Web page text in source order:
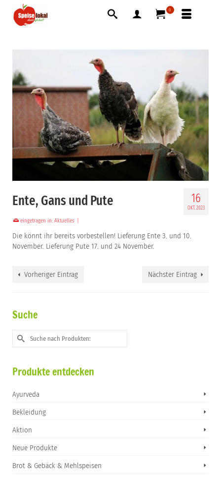
0
16
OKT. 2023
Ente, Gans und Pute
eingetragen in: Aktuelles
Die könnt ihr bereits vorbestellen! Lieferung Ente 3. und 10.
November. Lieferung Pute 17. und 24 November.
Vorheriger Eintrag Nächster Eintrag
Suche
Suche
nach:
Produkte entdecken
Ayurveda
Bekleidung
Aktion
Neue Produkte
Brot & Gebäck & Mehlspeisen